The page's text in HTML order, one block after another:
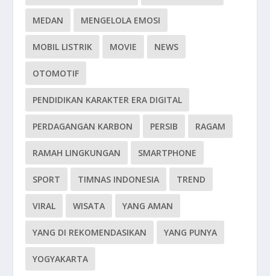
MEDAN MENGELOLA EMOSI
MOBIL LISTRIK MOVIE NEWS
OTOMOTIF
PENDIDIKAN KARAKTER ERA DIGITAL
PERDAGANGAN KARBON PERSIB RAGAM
RAMAH LINGKUNGAN SMARTPHONE
SPORT TIMNAS INDONESIA TREND
VIRAL WISATA YANG AMAN
YANG DI REKOMENDASIKAN YANG PUNYA
YOGYAKARTA